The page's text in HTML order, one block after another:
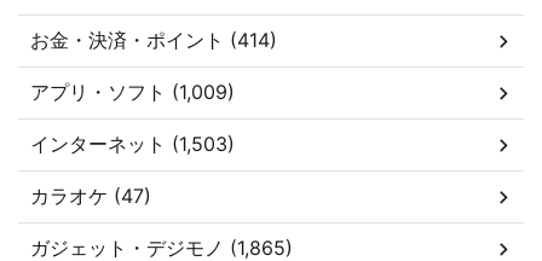
お金・決済・ポイント (414)
アプリ・ソフト (1,009)
インターネット (1,503)
カラオケ (47)
ガジェット・デジモノ (1,865)